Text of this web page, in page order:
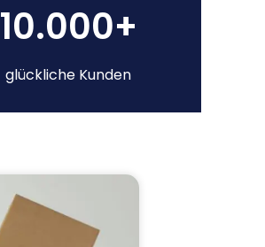
10.000+
glückliche Kunden